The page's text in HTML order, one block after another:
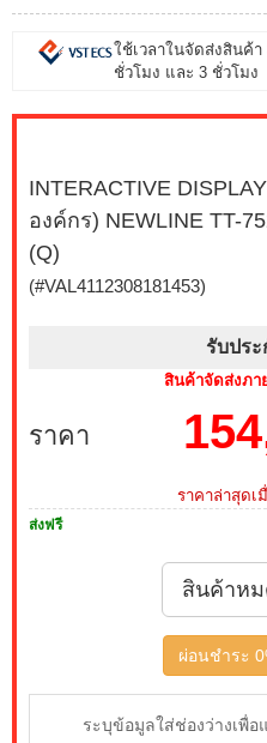
ใช้เวลาในจัดส่งสินค้
ชั่วโมง และ 3 ชั่วโมง
INTERACTIVE
องค์กร) NEWLINE TT-
(Q)
(#VAL4112308181453)
รับประ
สินค้าจัดส่งภา
ราคา
ราคาล่าสุดเ
ส่งฟรี
สินค้าห
ผ่อนชำระ
ระบุข้อมูลใส่ช่องว่างเพื่อ